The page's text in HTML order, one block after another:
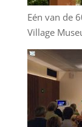
Eén van de
Village